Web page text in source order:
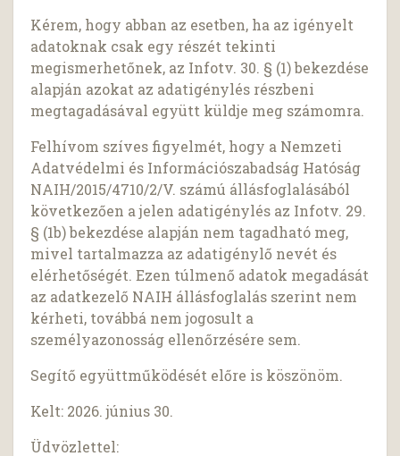
Kérem, hogy abban az esetben, ha az igényelt
adatoknak csak egy részét tekinti
megismerhetőnek, az Infotv. 30. § (1) bekezdése
alapján azokat az adatigénylés részbeni
megtagadásával együtt küldje meg számomra.
Felhívom szíves figyelmét, hogy a Nemzeti
Adatvédelmi és Információszabadság Hatóság
NAIH/2015/4710/2/V. számú állásfoglalásából
következően a jelen adatigénylés az Infotv. 29.
§ (1b) bekezdése alapján nem tagadható meg,
mivel tartalmazza az adatigénylő nevét és
elérhetőségét. Ezen túlmenő adatok megadását
az adatkezelő NAIH állásfoglalás szerint nem
kérheti, továbbá nem jogosult a
személyazonosság ellenőrzésére sem.
Segítő együttműködését előre is köszönöm.
Kelt: 2026. június 30.
Üdvözlettel: